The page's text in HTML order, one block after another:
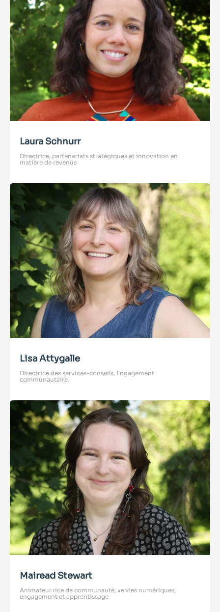
Laura Schnurr
Directrice, partenariats stratégiques et innovation en
matière de revenus
Lisa Attygalle
Directrice des services-conseils, Engagement
communautaire.
Mairead Stewart
Animateur.rice de communauté, ventes numériques,
engagement et apprentissage